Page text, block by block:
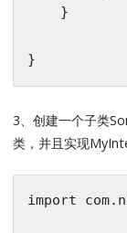
    }
3、创建一个子类
类，并且实现
import